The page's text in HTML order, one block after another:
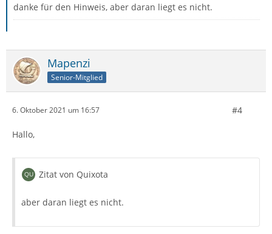
danke für den Hinweis, aber daran liegt es nicht.
Mapenzi
Senior-Mitglied
6. Oktober 2021 um 16:57 #4
Hallo,
Zitat von Quixota
aber daran liegt es nicht.